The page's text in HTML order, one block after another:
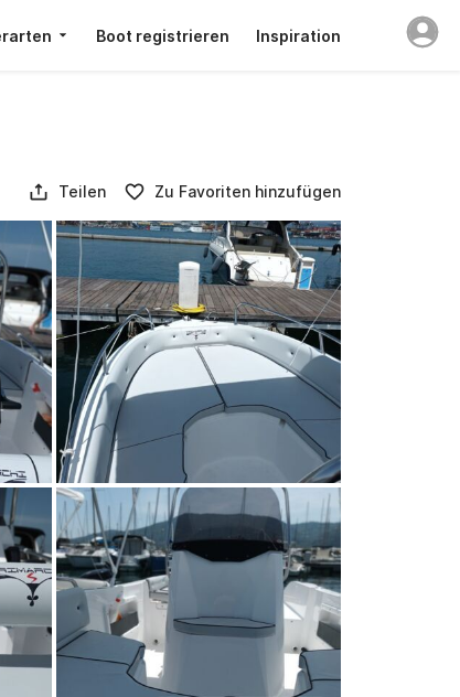
Boot registrieren Inspiration
Teilen Zu Favoriten hinzufügen